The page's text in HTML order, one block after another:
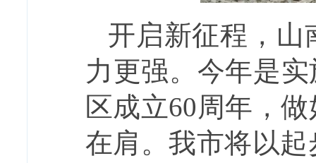
开启新征程，山
力更强。今年是
区成立60周年，
在肩。我市将以